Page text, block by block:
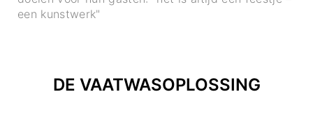
een kunstwerk"
DE VAATWASOPLOSSING